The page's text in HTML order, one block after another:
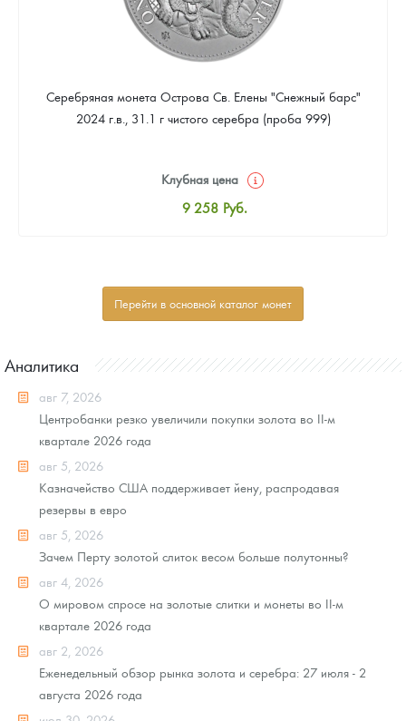
Серебряная монета Острова Св. Елены "Снежный барс"
2024 г.в., 31.1 г чистого серебра (проба 999)
Клубная цена
9 258 Руб.
Звоните
Перейти в основной каталог монет
Аналитика
авг 7, 2026
Центробанки резко увеличили покупки золота во II-м
квартале 2026 года
авг 5, 2026
Казначейство США поддерживает йену, распродавая
резервы в евро
авг 5, 2026
Зачем Перту золотой слиток весом больше полутонны?
авг 4, 2026
О мировом спросе на золотые слитки и монеты во II-м
квартале 2026 года
авг 2, 2026
Еженедельный обзор рынка золота и серебра: 27 июля - 2
августа 2026 года